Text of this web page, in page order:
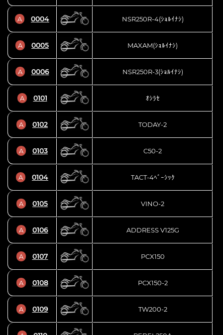
A 0004 NSR250R-4(ｼｮﾙｲﾅｼ)
A 0005 MAXAM(ｼｮﾙｲﾅｼ)
A 0006 NSR250R-3(ｼｮﾙｲﾅｼ)
A 0101 ｵｼﾗｾ
A 0102 TODAY-2
A 0103 C50-2
A 0104 TACT-4ﾍﾞｰｼｯｸ
A 0105 VINO-2
A 0106 ADDRESS V125G
A 0107 PCX150
A 0108 PCX150-2
A 0109 TW200-2